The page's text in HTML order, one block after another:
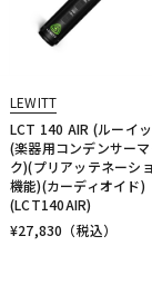
LEWITT
LCT 140 AIR (ルーイ
(楽器用コンデンサー
ク)(プリアッテネーシ
機能)(カーディオイド)
(LCT140AIR)
¥27,830 （税込）